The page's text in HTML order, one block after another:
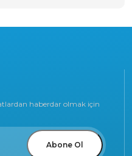
haberdar olmak için
Abone Ol